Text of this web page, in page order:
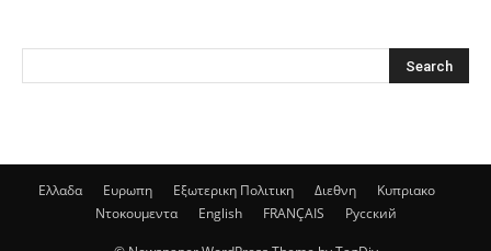
Ελλαδα Ευρωπη Εξωτερικη Πολιτικη Διεθνη
Κυπριακο
Ντοκουμεντα
English FRANÇAIS Русский